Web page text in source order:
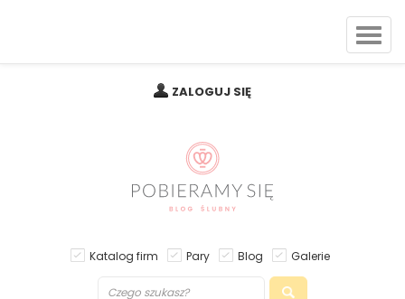
ZALOGUJ SIĘ
Katalog firm Pary Blog Galerie